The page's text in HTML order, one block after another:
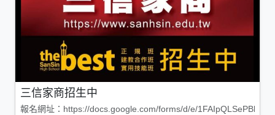
三信家商招生中
報名網址：https://docs.google.com/forms/d/e/